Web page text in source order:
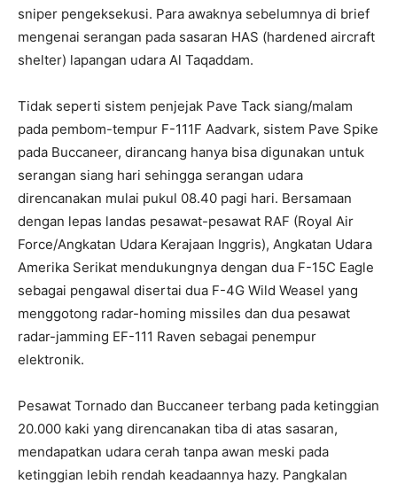
sniper pengeksekusi. Para awaknya sebelumnya di brief
mengenai serangan pada sasaran HAS (hardened aircraft
shelter) lapangan udara Al Taqaddam.
Tidak seperti sistem penjejak Pave Tack siang/malam
pada pembom-tempur F-111F Aadvark, sistem Pave Spike
pada Buccaneer, dirancang hanya bisa digunakan untuk
serangan siang hari sehingga serangan udara
direncanakan mulai pukul 08.40 pagi hari. Bersamaan
dengan lepas landas pesawat-pesawat RAF (Royal Air
Force/Angkatan Udara Kerajaan Inggris), Angkatan Udara
Amerika Serikat mendukungnya dengan dua F-15C Eagle
sebagai pengawal disertai dua F-4G Wild Weasel yang
menggotong radar-homing missiles dan dua pesawat
radar-jamming EF-111 Raven sebagai penempur
elektronik.
Pesawat Tornado dan Buccaneer terbang pada ketinggian
20.000 kaki yang direncanakan tiba di atas sasaran,
mendapatkan udara cerah tanpa awan meski pada
ketinggian lebih rendah keadaannya hazy. Pangkalan